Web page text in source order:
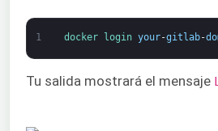
1 docker login your-gitlab-
Tu salida mostrará el mensaje